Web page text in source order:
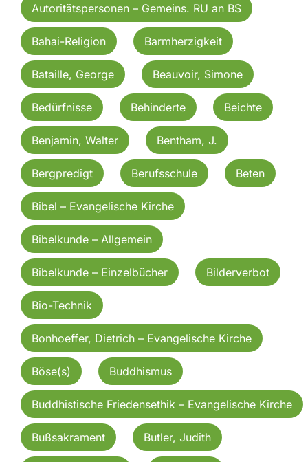
Autoritätspersonen – Gemeins. RU an BS
Bahai-Religion Barmherzigkeit
Bataille, George Beauvoir, Simone
Bedürfnisse Behinderte Beichte
Benjamin, Walter Bentham, J.
Bergpredigt Berufsschule Beten
Bibel – Evangelische Kirche
Bibelkunde – Allgemein
Bibelkunde – Einzelbücher Bilderverbot
Bio-Technik
Bonhoeffer, Dietrich – Evangelische Kirche
Böse(s) Buddhismus
Buddhistische Friedensethik – Evangelische Kirche
Bußsakrament Butler, Judith